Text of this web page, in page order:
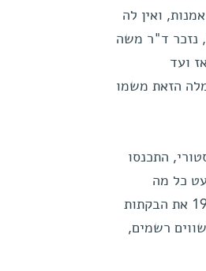
ואין לה
נזכר ד"ר משה
נוער במכון במשך 36 שנים מאז ועד
הזאת משמו
התכנסו
כל מה
שביניהם. סביב השולחנות וליד התמונות שפוזרו בכפר הנוער המודרני, שהחליף בשנת 1993 את הבקתות
רשמים,